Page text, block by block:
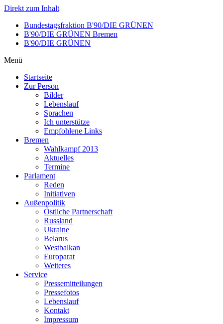
Direkt zum Inhalt
Bundestagsfraktion B'90/DIE GRÜNEN
B'90/DIE GRÜNEN Bremen
B'90/DIE GRÜNEN
Menü
Startseite
Zur Person
Bilder
Lebenslauf
Sprachen
Ich unterstütze
Empfohlene Links
Bremen
Wahlkampf 2013
Aktuelles
Termine
Parlament
Reden
Initiativen
Außenpolitik
Östliche Partnerschaft
Russland
Ukraine
Belarus
Westbalkan
Europarat
Weiteres
Service
Pressemitteilungen
Pressefotos
Lebenslauf
Kontakt
Impressum